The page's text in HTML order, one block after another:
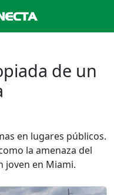
de un
en lugares públicos.
la amenaza del
joven en Miami.